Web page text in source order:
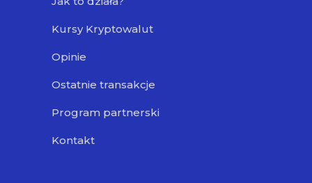
Kursy Kryptowalut
Opinie
Ostatnie transakcje
Program partnerski
Kontakt